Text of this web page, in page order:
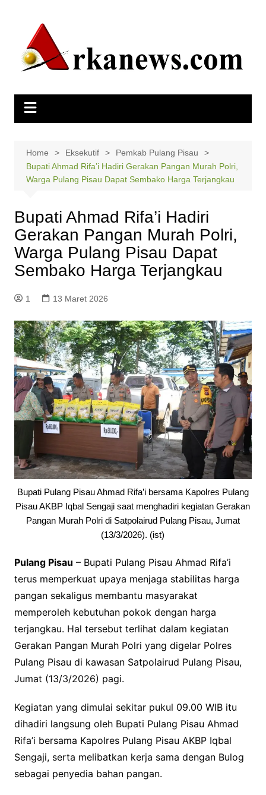
Home Eksekutif
Pemkab Pulang Pisau
Bupati Ahmad Rifa’i Hadiri Gerakan Pangan Murah Polri,
Warga Pulang Pisau Dapat Sembako Harga Terjangkau
Bupati Ahmad Rifa’i Hadiri
Gerakan Pangan Murah Polri,
Warga Pulang Pisau Dapat
Sembako Harga Terjangkau
1 13 Maret 2026
Bupati Pulang Pisau Ahmad Rifa’i bersama Kapolres Pulang
Pisau AKBP Iqbal Sengaji saat menghadiri kegiatan Gerakan
Pangan Murah Polri di Satpolairud Pulang Pisau, Jumat
(13/3/2026). (ist)
Pulang Pisau – Bupati Pulang Pisau Ahmad Rifa’i
terus memperkuat upaya menjaga stabilitas harga
pangan sekaligus membantu masyarakat
memperoleh kebutuhan pokok dengan harga
terjangkau. Hal tersebut terlihat dalam kegiatan
Gerakan Pangan Murah Polri yang digelar Polres
Pulang Pisau di kawasan Satpolairud Pulang Pisau,
Jumat (13/3/2026) pagi.
Kegiatan yang dimulai sekitar pukul 09.00 WIB itu
dihadiri langsung oleh Bupati Pulang Pisau Ahmad
Rifa’i bersama Kapolres Pulang Pisau AKBP Iqbal
Sengaji, serta melibatkan kerja sama dengan Bulog
sebagai penyedia bahan pangan.